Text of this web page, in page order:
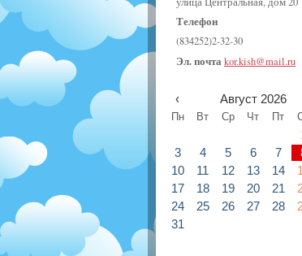
Телефон
(834252)2-32-30
Эл. почта kor.kish@mail.ru
‹ Август 2026
Пн Вт Ср Чт Пт
3
4 5 6 7
10
11 12 13 14
17
18 19 20 21
24
25 26 27 28
31